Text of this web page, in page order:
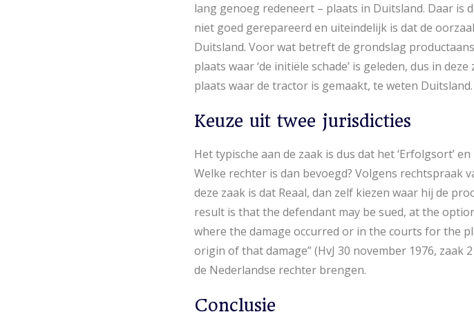
lang genoeg redeneert – plaats in Duitsland. Daar
niet goed gerepareerd en uiteindelijk is dat de
Duitsland. Voor wat betreft de grondslag
plaats waar ‘de initiële schade’ is geleden, dus in
plaats waar de tractor is gemaakt, te weten Duitsland.
Keuze uit twee jurisdicties
Het typische aan de zaak is dus dat het ‘Erfolgsort’
Welke rechter is dan bevoegd? Volgens rechtspraak
deze zaak is dat Reaal, dan zelf kiezen waar hij de
result is that the defendant may be sued, at the
where the damage occurred or in the courts for the
origin of that damage” (HvJ 30 november 1976, zaak
de Nederlandse rechter brengen.
Conclusie